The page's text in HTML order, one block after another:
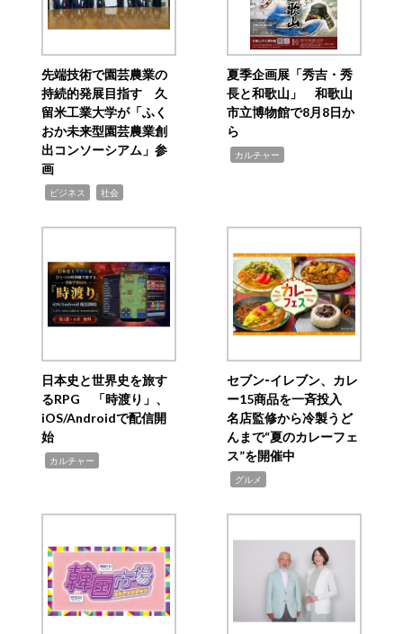
先端技術で園芸農業の
持続的発展目指す 久
留米工業大学が「ふく
おか未来型園芸農業創
出コンソーシアム」参
画
ビジネス 社会
夏季企画展「秀吉・秀
長と和歌山」 和歌山
市立博物館で8月8日か
ら
カルチャー
日本史と世界史を旅す
るRPG 「時渡り」、
iOS/Androidで配信開
始
カルチャー
セブン‐イレブン、カレ
ー15商品を一斉投入
名店監修から冷製うど
んまで“夏のカレーフェ
ス”を開催中
グルメ